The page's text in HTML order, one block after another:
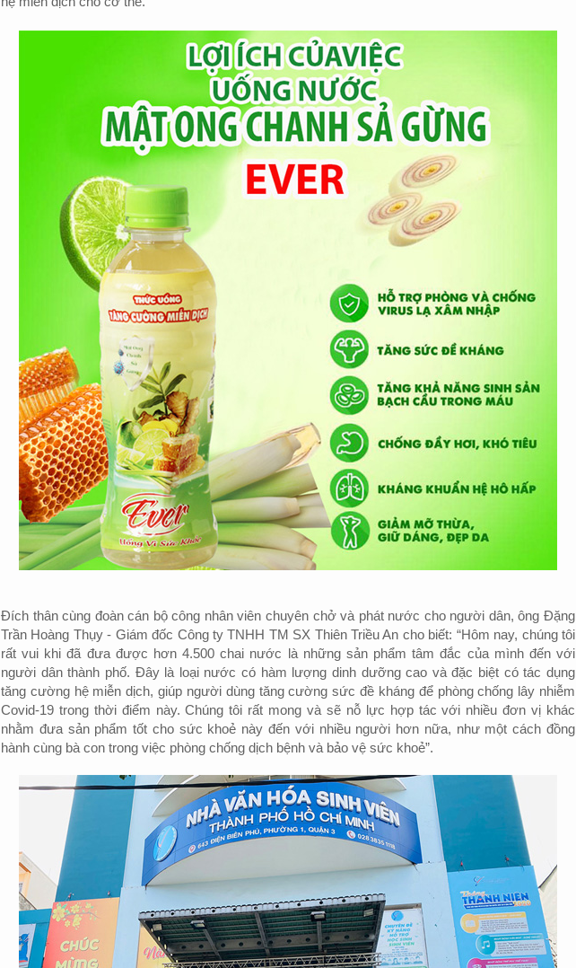
Đích thân cùng đoàn cán bộ công nhân viên chuyên chở và phát nước cho người dân, ông Đặng
Trần Hoàng Thụy - Giám đốc Công ty TNHH TM SX Thiên Triều An cho biết: “Hôm nay, chúng tôi
rất vui khi đã đưa được hơn 4.500 chai nước là những sản phẩm tâm đắc của mình đến với
người dân thành phố. Đây là loại nước có hàm lượng dinh dưỡng cao và đặc biệt có tác dụng
tăng cường hệ miễn dịch, giúp người dùng tăng cường sức đề kháng để phòng chống lây nhiễm
Covid-19 trong thời điểm này. Chúng tôi rất mong và sẽ nỗ lực hợp tác với nhiều đơn vị khác
nhằm đưa sản phẩm tốt cho sức khoẻ này đến với nhiều người hơn nữa, như một cách đồng
hành cùng bà con trong việc phòng chống dịch bệnh và bảo vệ sức khoẻ”.